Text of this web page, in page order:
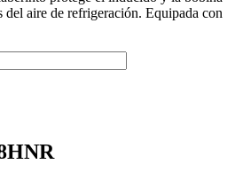
del aire de refrigeración. Equipada con